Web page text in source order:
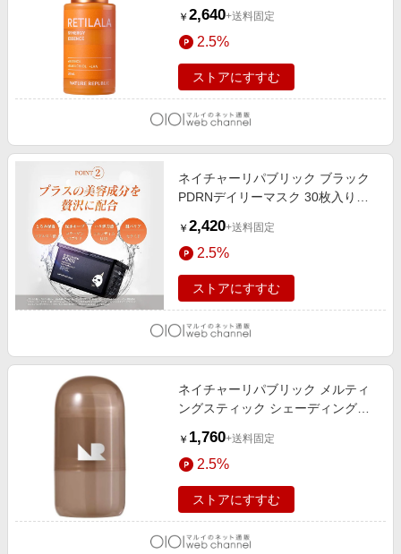
￥ 2,640+送料固定
2.5%
ストアにすすむ
ネイチャーリパブリック ブラック
PDRNデイリーマスク 30枚入り
￥ 2,420+送料固定
2.5%
ストアにすすむ
ネイチャーリパブリック メルティ
ングスティック シェーディングア
アッシュジンジャー
￥ 1,760+送料固定
2.5%
ストアにすすむ